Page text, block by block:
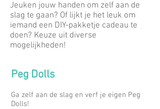
Jeuken jouw handen om zelf aan de
slag te gaan? Of lijkt je het leuk om
iemand een DIY-pakketje cadeau te
doen? Keuze uit diverse
mogelijkheden!
Peg Dolls
Ga zelf aan de slag en verf je eigen Peg
Dolls!